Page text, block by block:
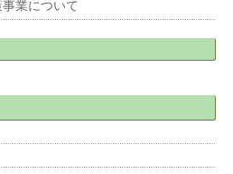
業について